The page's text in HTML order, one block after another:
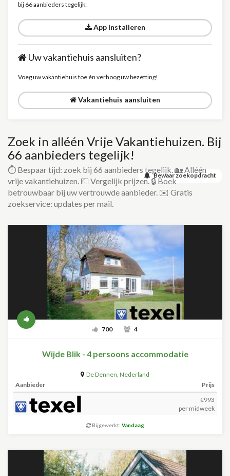
bij 66 aanbieders tegelijk:
App Installeren
Uw vakantiehuis aansluiten?
Voeg uw vakantiehuis toe én verhoog uw bezetting!
Vakantiehuis aansluiten
Bewaar zoekopdracht
Zoek in alléén Vrije Vakantiehuizen. Bij
66 aanbieders tegelijk!
⏱️ Bespaar tijd: zoek bij 66 aanbieders tegelijk. 🏡 Alléén
vrije vakantiehuizen. 💶 Vergelijk prijzen. 🔒 Boek
betrouwbaar bij uw vertrouwde aanbieder. ✉️ Gratis
zoekservice: updates per mail.
700 4
Wijde Blik - 4 persoons accommodatie
De Dennen, Nederland
Aanbieder
Prijs
€993
per midweek
Bijgewerkt: Vandaag